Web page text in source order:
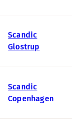
Scandic
Glostrup
Scandic
Copenhagen